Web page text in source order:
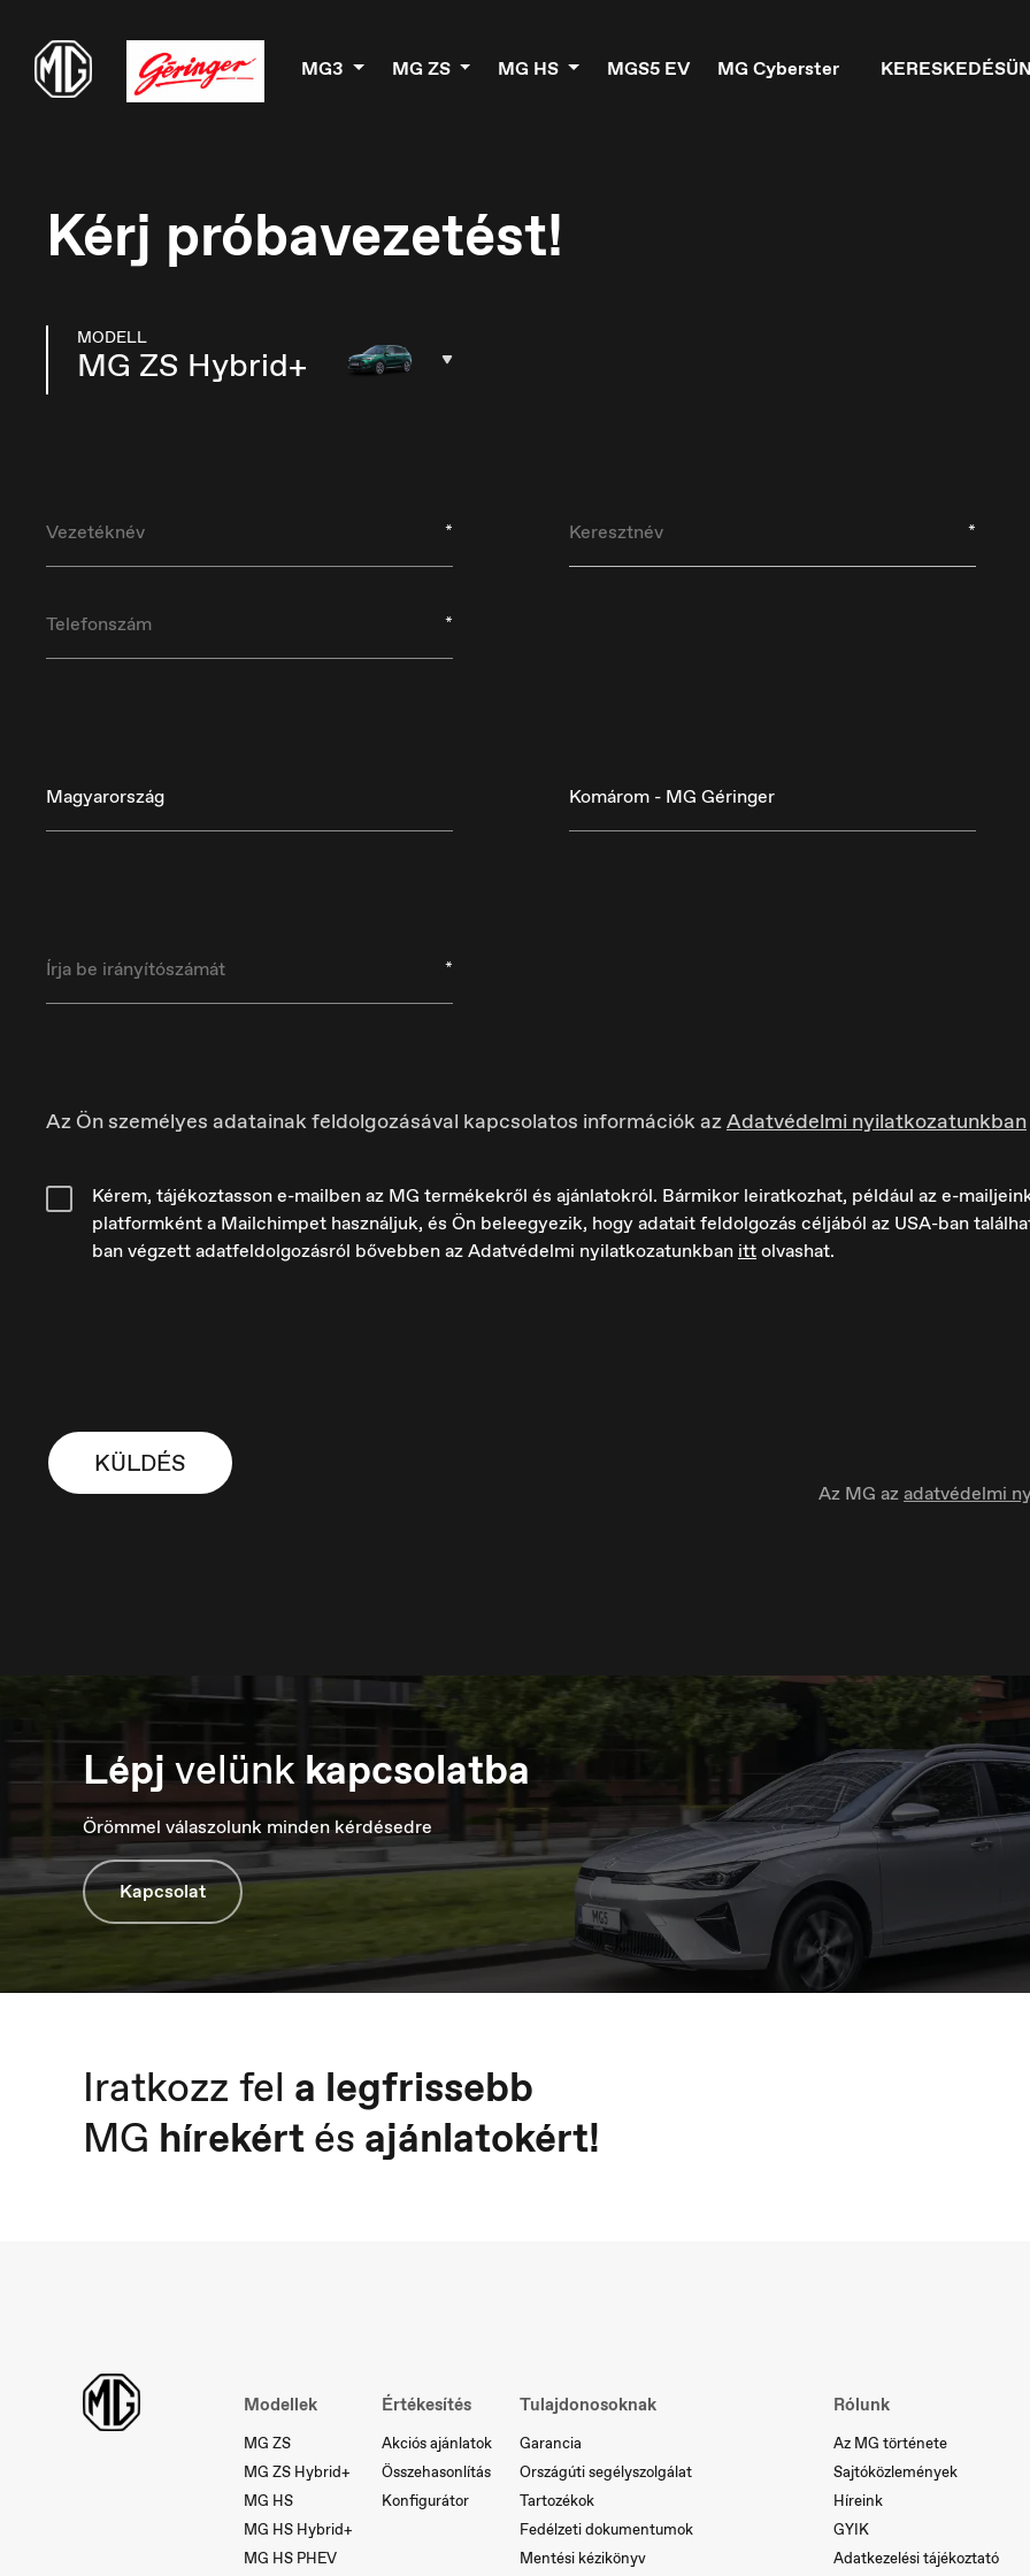
MG3 MG ZS MG HS MGS5 EV MG Cyberster
Luxembourg
Français
Macedonia Nederland
Nederlands
Kérj próbavezetést!
MODELL
MG ZS Hybrid+
* *
*
Magyarország Komárom - MG Géringer
*
Az Ön személyes adatainak feldolgozásával kapcsolatos információk azAdatvédelmi nyilatkozatunkban
Kérem, tájékoztasson e-mailben az MG termékekről és ajánlatokról. Bármikor leiratkozhat, például az e-
platformként a Mailchimpet használjuk, és Ön beleegyezik, hogy adatait feldolgozás céljából az USA-ban
ban végzett adatfeldolgozásról bővebben az Adatvédelmi nyilatkozatunkban ittolvashat.
KÜLDÉS
Az MG azadatvédelmi
Lépjvelünk kapcsolatba
Örömmel válaszolunk minden kérdésedre
Kapcsolat
Iratkozz fel a legfrissebb
MG hírekértés ajánlatokért!
Modellek
MG ZS
MG ZS Hybrid+
MG HS
MG HS Hybrid+
MG HS PHEV
Értékesítés
Akciós ajánlatok
Összehasonlítás
Konfigurátor
Tulajdonosoknak
Garancia
Országúti segélyszolgálat
Tartozékok
Fedélzeti dokumentumok
Mentési kézikönyv
Rólunk
Az MG története
Sajtóközlemények
Híreink
GYIK
Adatkezelési tájékoztató